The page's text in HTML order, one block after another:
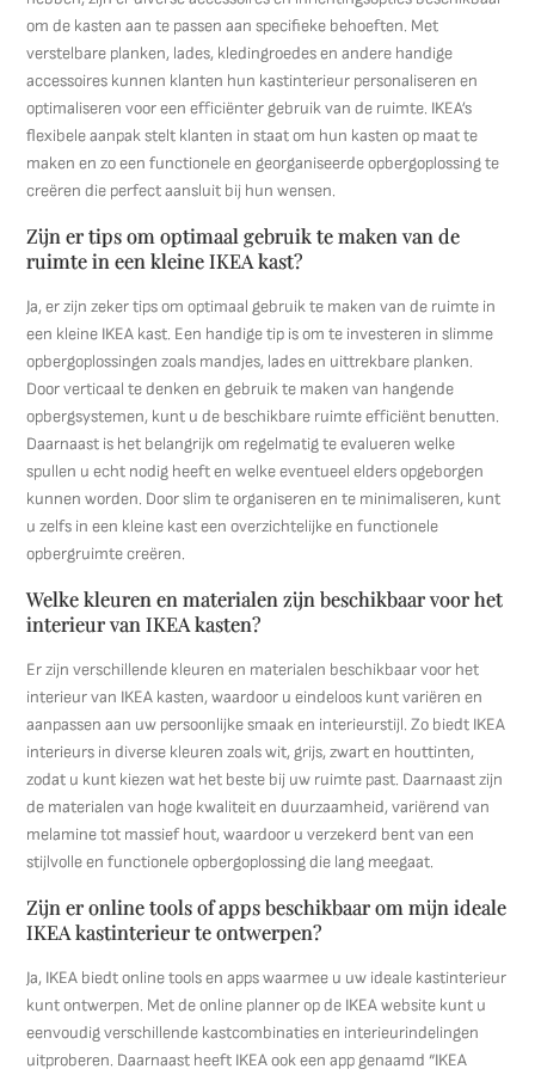
om de kasten aan te passen aan specifieke behoeften. Met
verstelbare planken, lades, kledingroedes en andere handige
accessoires kunnen klanten hun kastinterieur personaliseren en
optimaliseren voor een efficiënter gebruik van de ruimte. IKEA’s
flexibele aanpak stelt klanten in staat om hun kasten op maat te
maken en zo een functionele en georganiseerde opbergoplossing te
creëren die perfect aansluit bij hun wensen.
Zijn er tips om optimaal gebruik te maken van de
ruimte in een kleine IKEA kast?
Ja, er zijn zeker tips om optimaal gebruik te maken van de ruimte in
een kleine IKEA kast. Een handige tip is om te investeren in slimme
opbergoplossingen zoals mandjes, lades en uittrekbare planken.
Door verticaal te denken en gebruik te maken van hangende
opbergsystemen, kunt u de beschikbare ruimte efficiënt benutten.
Daarnaast is het belangrijk om regelmatig te evalueren welke
spullen u echt nodig heeft en welke eventueel elders opgeborgen
kunnen worden. Door slim te organiseren en te minimaliseren, kunt
u zelfs in een kleine kast een overzichtelijke en functionele
opbergruimte creëren.
Welke kleuren en materialen zijn beschikbaar voor het
interieur van IKEA kasten?
Er zijn verschillende kleuren en materialen beschikbaar voor het
interieur van IKEA kasten, waardoor u eindeloos kunt variëren en
aanpassen aan uw persoonlijke smaak en interieurstijl. Zo biedt IKEA
interieurs in diverse kleuren zoals wit, grijs, zwart en houttinten,
zodat u kunt kiezen wat het beste bij uw ruimte past. Daarnaast zijn
de materialen van hoge kwaliteit en duurzaamheid, variërend van
melamine tot massief hout, waardoor u verzekerd bent van een
stijlvolle en functionele opbergoplossing die lang meegaat.
Zijn er online tools of apps beschikbaar om mijn ideale
IKEA kastinterieur te ontwerpen?
Ja, IKEA biedt online tools en apps waarmee u uw ideale kastinterieur
kunt ontwerpen. Met de online planner op de IKEA website kunt u
eenvoudig verschillende kastcombinaties en interieurindelingen
uitproberen. Daarnaast heeft IKEA ook een app genaamd “IKEA